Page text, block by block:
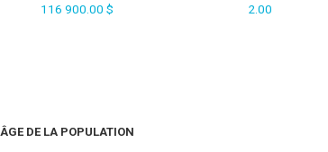
116 900.00 $ 2.00
ÂGE DE LA POPULATION